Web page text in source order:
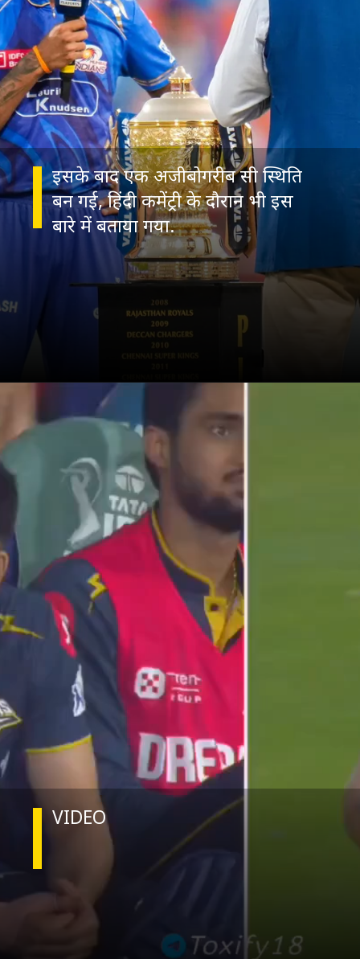
इसके बाद एक अजीबोगरीब सी स्थिति
बन गई, हिंदी कमेंट्री के दौरान भी इस
बारे में बताया गया.
VIDEO